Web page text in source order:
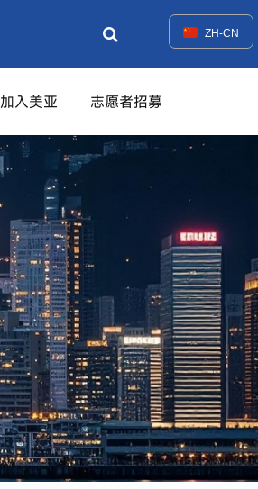
ZH-CN
加入美亚 志愿者招募